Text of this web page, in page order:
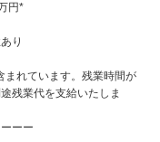
円*
り
まれています。残業時間が
残業代を支給いたしま
ーー